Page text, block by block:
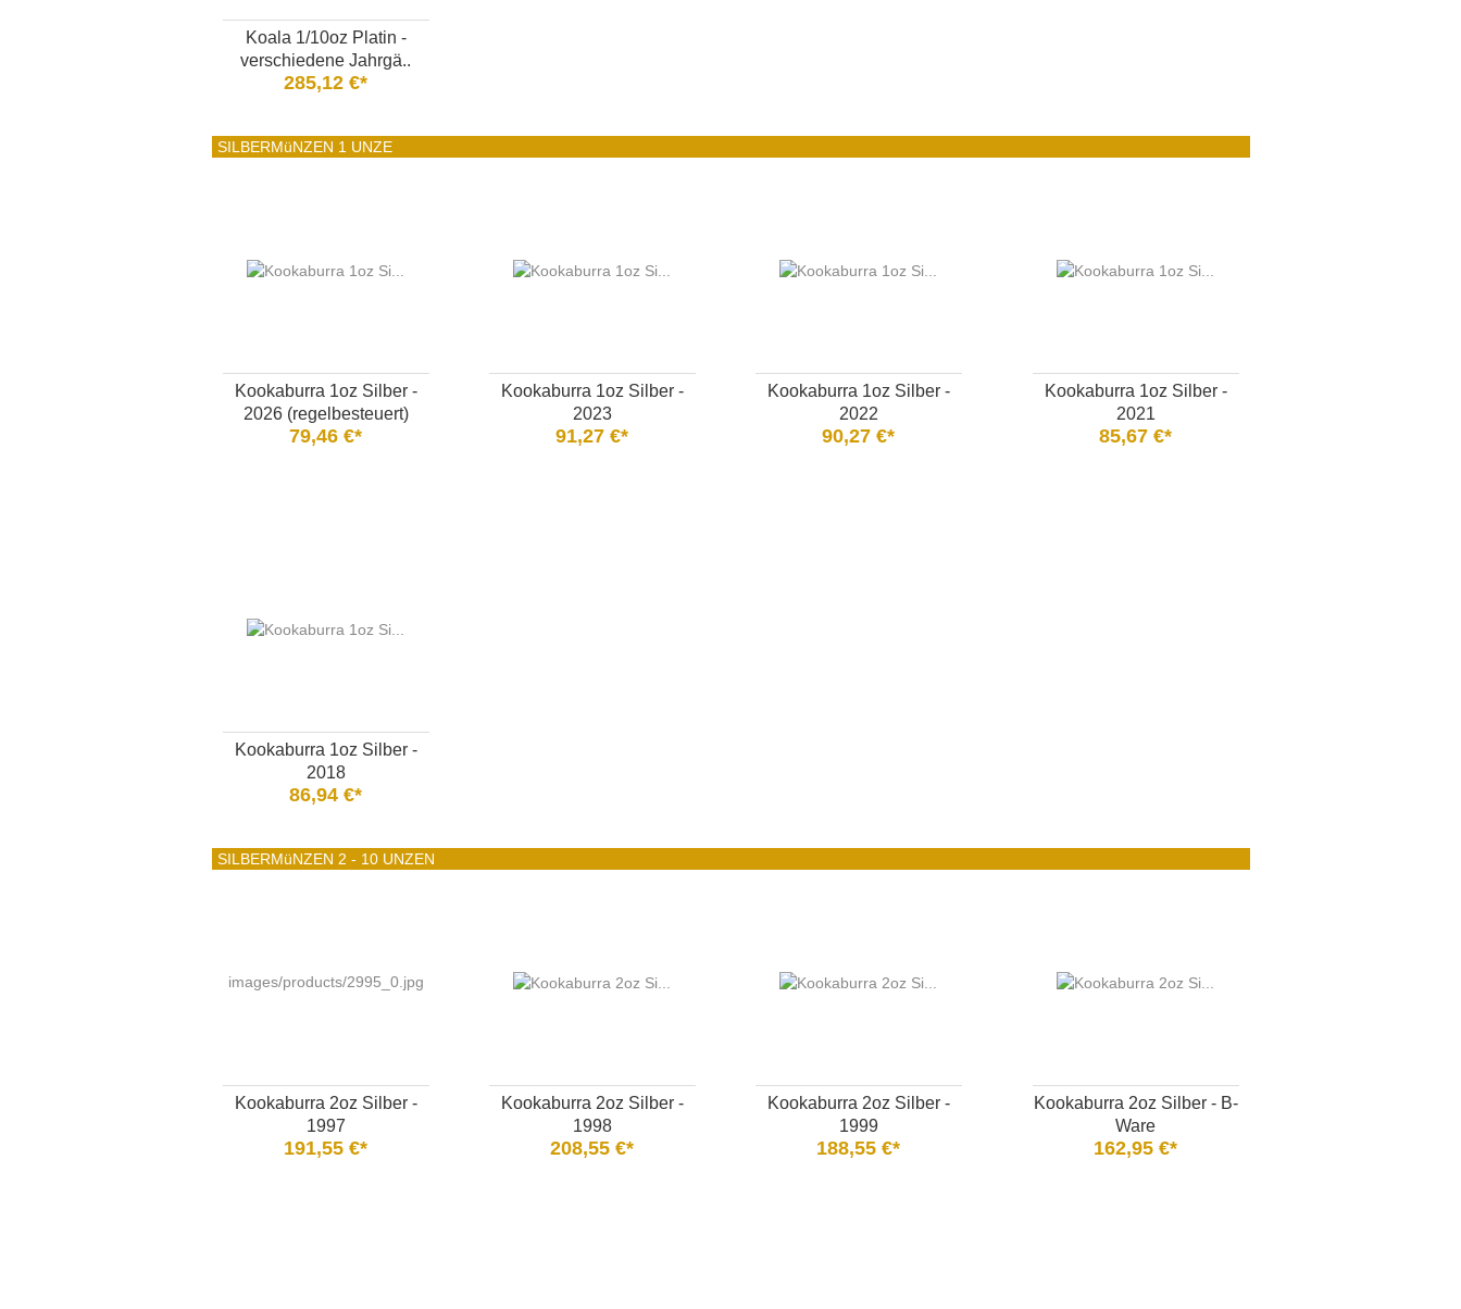
Koala 1/10oz Platin -
verschiedene Jahrgä..
285,12 €*
SILBERMüNZEN 1 UNZE
Kookaburra 1oz Silber -
2026 (regelbesteuert)
79,46 €*
Kookaburra 1oz Silber -
2023
91,27 €*
Kookaburra 1oz Silber -
2022
90,27 €*
Kookaburra 1oz Silber -
2021
85,67 €*
Kookaburra 1oz Silber -
2018
86,94 €*
SILBERMüNZEN 2 - 10 UNZEN
images/products/2995_0.jpg
Kookaburra 2oz Silber -
1997
191,55 €*
Kookaburra 2oz Silber -
1998
208,55 €*
Kookaburra 2oz Silber -
1999
188,55 €*
Kookaburra 2oz Silber - B-
Ware
162,95 €*